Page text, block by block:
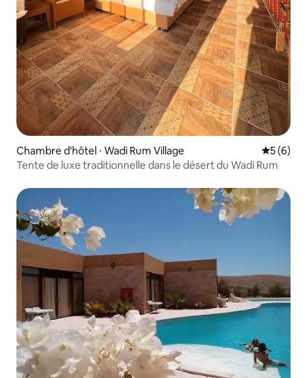
Chambre d'hôtel ⋅ Wadi Rum Village
5 (6)
Tente de luxe traditionnelle dans le désert du Wadi Rum